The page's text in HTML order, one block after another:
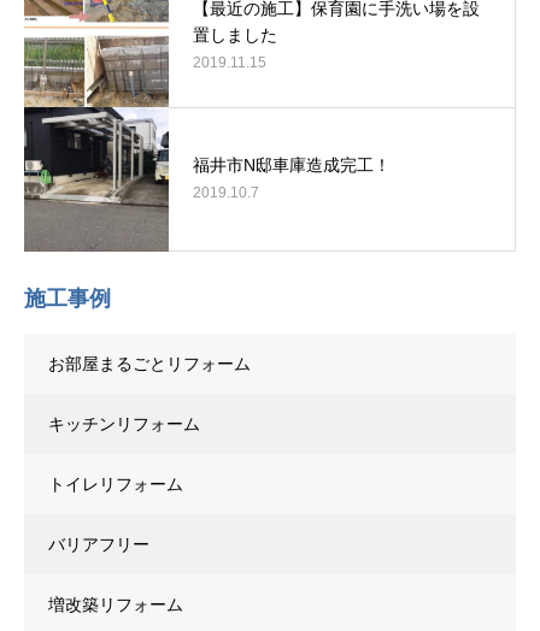
【最近の施工】保育園に手洗い場を設
置しました
2019.11.15
福井市N邸車庫造成完工！
2019.10.7
施工事例
お部屋まるごとリフォーム
キッチンリフォーム
トイレリフォーム
バリアフリー
増改築リフォーム